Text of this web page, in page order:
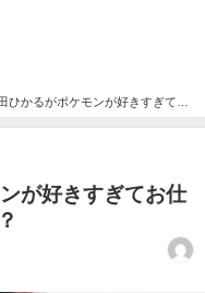
ひかるがポケモンが好きすぎてお
が好きすぎてお仕